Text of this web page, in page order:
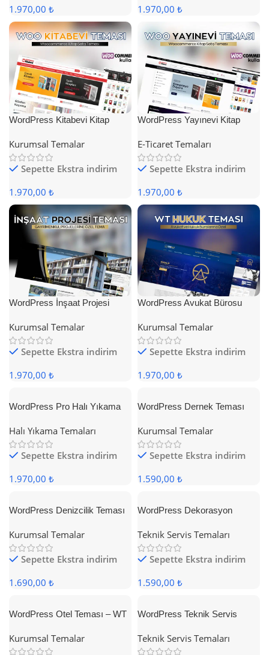
1.970,00 ₺ 1.970,00 ₺
WordPress Kitabevi Kitap
Kurumsal Temalar
Sepette Ekstra indirim
1.970,00 ₺
WordPress Yayınevi Kitap
E-Ticaret Temaları
Sepette Ekstra indirim
1.970,00 ₺
WordPress İnşaat Projesi
Kurumsal Temalar
Sepette Ekstra indirim
1.970,00 ₺
WordPress Avukat Bürosu
Kurumsal Temalar
Sepette Ekstra indirim
1.970,00 ₺
WordPress Pro Halı Yıkama
Halı Yıkama Temaları
Sepette Ekstra indirim
1.970,00 ₺
WordPress Dernek Teması
Kurumsal Temalar
Sepette Ekstra indirim
1.590,00 ₺
WordPress Denizcilik Teması
Kurumsal Temalar
Sepette Ekstra indirim
1.690,00 ₺
WordPress Dekorasyon
Teknik Servis Temaları
Sepette Ekstra indirim
1.590,00 ₺
WordPress Otel Teması – WT
Kurumsal Temalar
WordPress Teknik Servis
Teknik Servis Temaları